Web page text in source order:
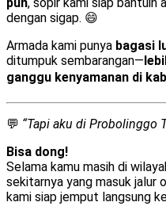
dengan sigap. 😄
Armada kami punya bagasi
ditumpuk sembarangan—
ganggu kenyamanan di
💬 “Tapi aku di Probolinggo
Bisa dong!
Selama kamu masih di
sekitarnya yang masuk jalur
kami siap jemput langsung